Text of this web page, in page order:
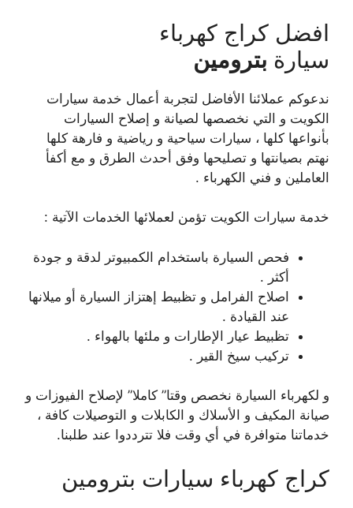
افضل كراج كهرباء
سيارة بترومين
ندعوكم عملائنا الأفاضل لتجربة أعمال خدمة سيارات
الكويت و التي نخصصها لصيانة و إصلاح السيارات
بأنواعها كلها ، سيارات سياحية و رياضية و فارهة كلها
نهتم بصيانتها و تصليحها وفق أحدث الطرق و مع أكفأ
العاملين و فني الكهرباء .
خدمة سيارات الكويت تؤمن لعملائها الخدمات الآتية :
فحص السيارة باستخدام الكمبيوتر لدقة و جودة
أكثر .
اصلاح الفرامل و تظبيط إهتزاز السيارة أو ميلانها
عند القيادة .
تظبيط عيار الإطارات و ملئها بالهواء .
تركيب سيخ القير .
و لكهرباء السيارة نخصص وقتا” كاملا” لإصلاح الفيوزات و
صيانة المكيف و الأسلاك و الكابلات و التوصيلات كافة ،
خدماتنا متوافرة في أي وقت فلا تترددوا عند طلبنا.
كراج كهرباء سيارات بترومين